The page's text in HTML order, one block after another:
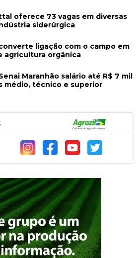
oferece 73 vagas em diversas
siderúrgica
ligação com o campo em
agricultura orgânica
Maranhão salário até R$ 7 mil
médio, técnico e superior